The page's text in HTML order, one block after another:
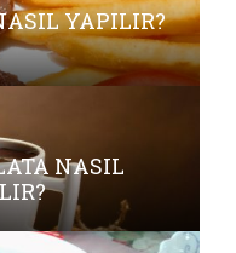
YAPILIR?
NASIL